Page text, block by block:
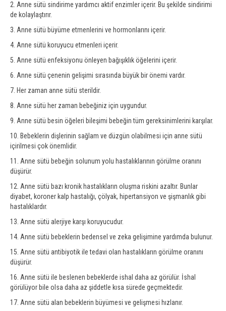
2. Anne sütü sindirime yardımcı aktif enzimler içerir. Bu şekilde sindirimi
de kolaylaştırır.
3. Anne sütü büyüme etmenlerini ve hormonlarını içerir.
4. Anne sütü koruyucu etmenleri içerir.
5. Anne sütü enfeksiyonu önleyen bağışıklık öğelerini içerir.
6. Anne sütü çenenin gelişimi sırasında büyük bir önemi vardır.
7. Her zaman anne sütü sterildir.
8. Anne sütü her zaman bebeğiniz için uygundur.
9. Anne sütü besin öğeleri bileşimi bebeğin tüm gereksinimlerini karşılar.
10. Bebeklerin dişlerinin sağlam ve düzgün olabilmesi için anne sütü
içirilmesi çok önemlidir.
11. Anne sütü bebeğin solunum yolu hastalıklarının görülme oranını
düşürür.
12. Anne sütü bazı kronik hastalıkların oluşma riskini azaltır. Bunlar
diyabet, koroner kalp hastalığı, çölyak, hipertansiyon ve şişmanlık gibi
hastalıklardır.
13. Anne sütü alerjiye karşı koruyucudur.
14. Anne sütü bebeklerin bedensel ve zeka gelişimine yardımda bulunur.
15. Anne sütü antibiyotik ile tedavi olan hastalıkların görülme oranını
düşürür.
16. Anne sütü ile beslenen bebeklerde ishal daha az görülür. İshal
görülüyor bile olsa daha az şiddetle kısa sürede geçmektedir.
17. Anne sütü alan bebeklerin büyümesi ve gelişmesi hızlanır.